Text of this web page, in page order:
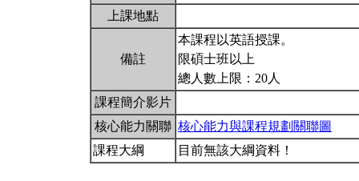
上課地點
備註
本課程以英語授課。
限碩士班以上
總人數上限：20人
課程簡介影片
核心能力關聯 核心能力與課程規劃關聯圖
課程大綱
目前無該大綱資料！